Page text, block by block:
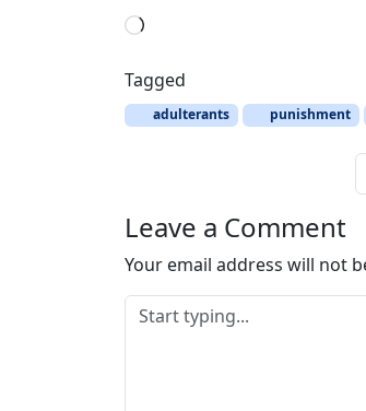
L
a
d
i
Tagged
adulterants punishment
Leave a Comment
Your email address will not